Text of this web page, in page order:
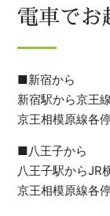
電車でお
■新宿から
新宿駅から京王
京王相模原線各
■八王子から
八王子駅からJR
京王相模原線各